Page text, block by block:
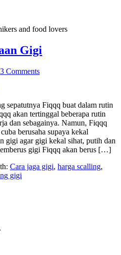
and food lovers
Gigi
3 Comments
sepatutnya Fiqqq buat dalam rutin
akan tertinggal beberapa rutin
dan sebagainya. Namun, Fiqqq
berusaha supaya kekal
gigi agar gigi kekal sihat, putih dan
gigi Fiqqq akan berus […]
Cara jaga gigi, harga scalling,
gigi